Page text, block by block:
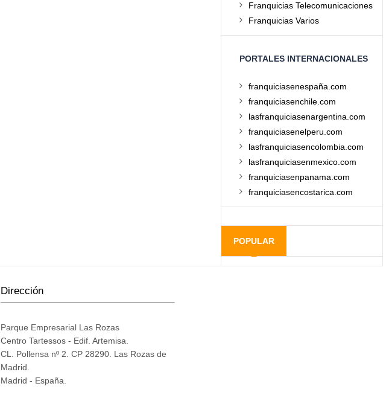
Franquicias Telecomunicaciones
Franquicias Varios
PORTALES INTERNACIONALES
franquiciasenespaña.com
franquiciasenchile.com
lasfranquiciasenargentina.com
franquiciasenelperu.com
lasfranquiciasencolombia.com
lasfranquiciasenmexico.com
franquiciasenpanama.com
franquiciasencostarica.com
POPULAR
Dirección
Parque Empresarial Las Rozas
Centro Tartessos - Edif. Artemisa.
CL. Pollensa nº 2. CP 28290. Las Rozas de
Madrid.
Madrid - España.